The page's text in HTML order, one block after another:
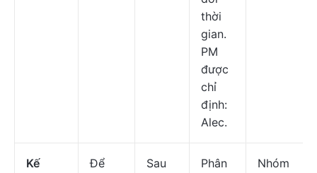
thời
gian.
PM
được
chỉ
định:
Alec.
Kế
Để
Sau
Phân
Nhóm